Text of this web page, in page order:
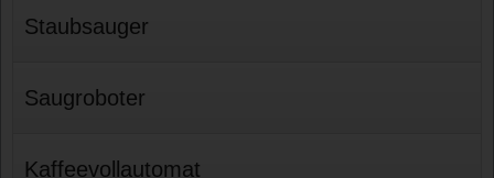
Staubsauger
Saugroboter
Kaffeevollautomat